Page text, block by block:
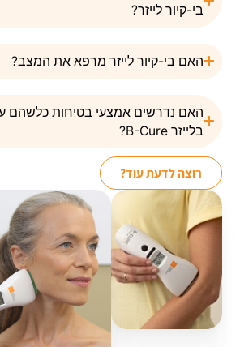
בי-קיור לייזר?
האם בי-קיור לייזר מרפא את המצב?
האם נדרשים אמצעי בטיחות
בלייזר B-Cure?
רוצה לדעת עוד?